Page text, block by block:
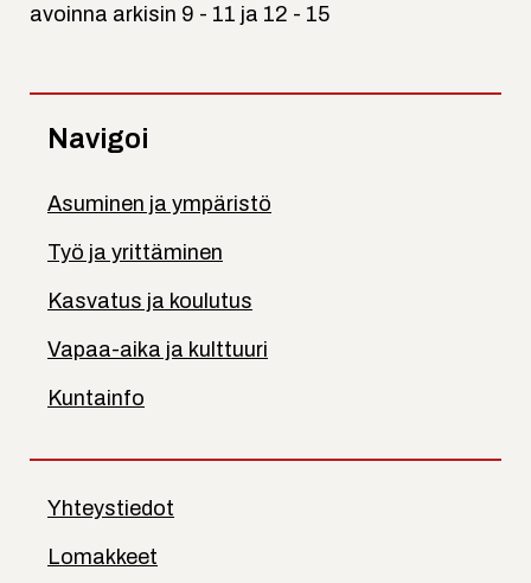
avoinna arkisin 9 - 11 ja 12 - 15
Navigoi
Asuminen ja ympäristö
Työ ja yrittäminen
Kasvatus ja koulutus
Vapaa-aika ja kulttuuri
Kuntainfo
Yhteystiedot
Lomakkeet